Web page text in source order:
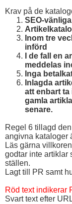
Krav på de
SEO-
Inom tre
införd
I de fall en
meddelas
Inga
Inlagda
att enbart ta
gamla
senare.
Regel 6 tillagd
angivna kataloger
Läs gärna
godtar inte artiklar
ställen.
Lagt till PR samt
Röd text indikerar
Svart text efter